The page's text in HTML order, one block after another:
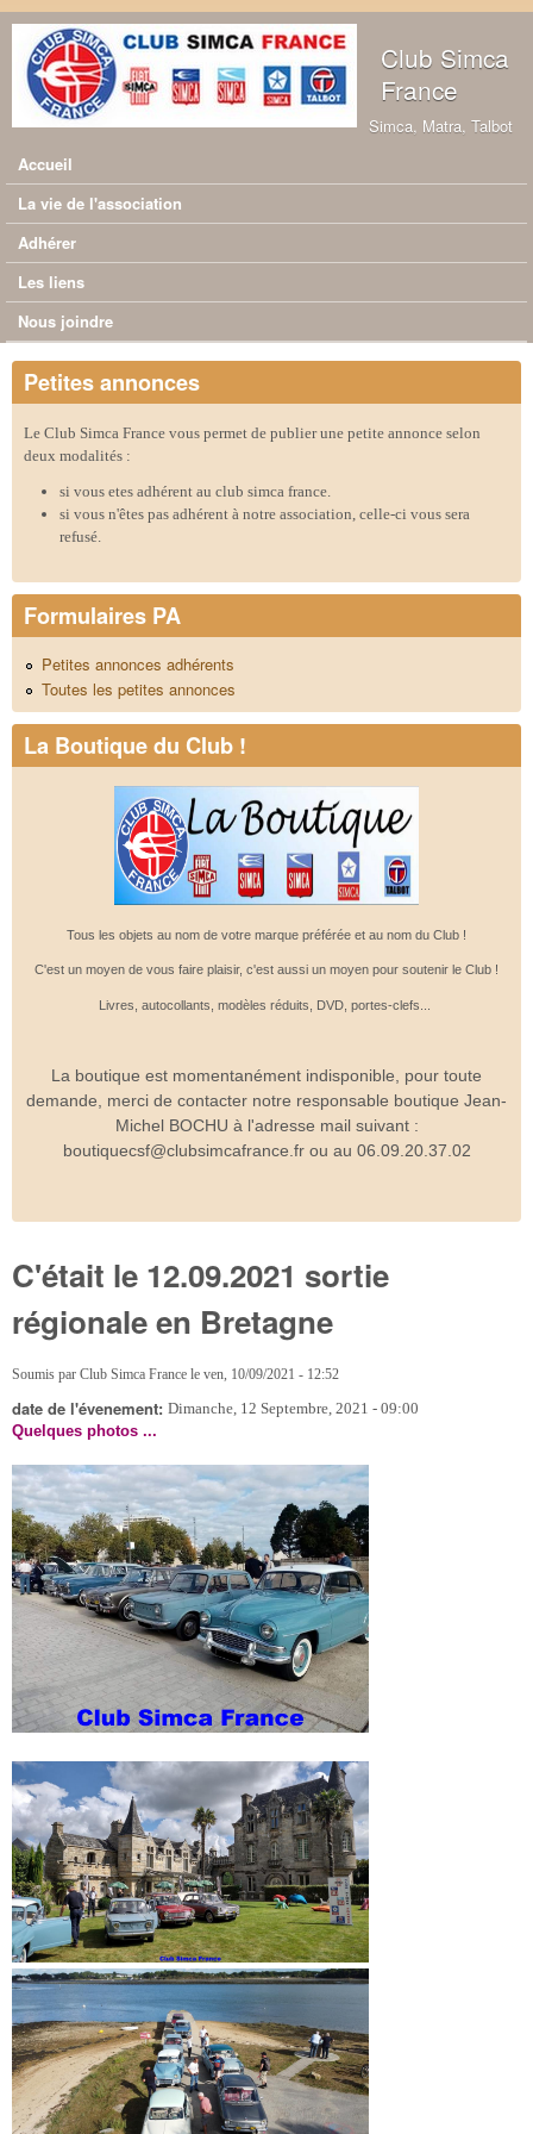
Aller au contenu principal
Club Simca
France
Simca, Matra, Talbot
Menu principal
Accueil
La vie de l'association
Adhérer
Les liens
Nous joindre
Petites annonces
Le Club Simca France vous permet de publier une petite annonce selon
deux modalités :
si vous etes adhérent au club simca france.
si vous n'êtes pas adhérent à notre association, celle-ci vous sera
refusé.
Formulaires PA
Petites annonces adhérents
Toutes les petites annonces
La Boutique du Club !
Tous les objets au nom de votre marque préférée et au nom du Club !
C'est un moyen de vous faire plaisir, c'est aussi un moyen pour soutenir le Club !
Livres, autocollants, modèles réduits, DVD, portes-clefs...
La boutique est momentanément indisponible, pour toute
demande, merci de contacter notre responsable boutique Jean-
Michel BOCHU à l'adresse mail suivant :
boutiquecsf@clubsimcafrance.fr ou au 06.09.20.37.02
C'était le 12.09.2021 sortie
régionale en Bretagne
Soumis par Club Simca France le ven, 10/09/2021 - 12:52
date de l'évenement: Dimanche, 12 Septembre, 2021 - 09:00
Quelques photos ...